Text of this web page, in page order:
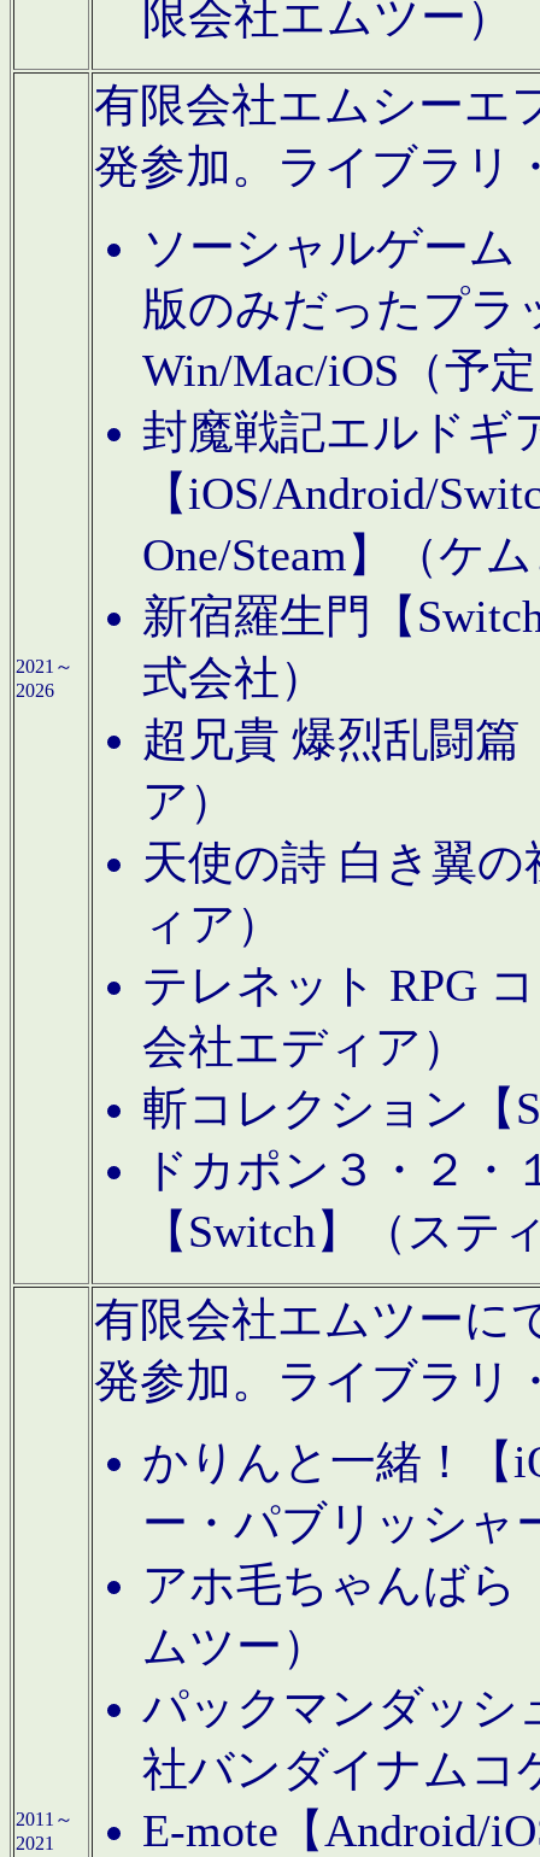
限会社エムツー）
2021～
2026
有限会社エムシーエ
発参加。ライブラリ
ソーシャルゲーム
版のみだったプラ
Win/Mac/iOS（予
封魔戦記エルドギ
【iOS/Android/
One/Steam】（ケ
新宿羅生門【
式会社）
超兄貴 爆烈乱闘篇
ア）
天使の詩 白き翼
ィア）
テレネット RPG
会社エディア）
斬コレクション【
ドカポン３・２
【Switch】（ステ
2011～
2021
有限会社エムツーに
発参加。ライブラリ
かりんと一緒！【
ー・パブリッシャ
アホ毛ちゃんばら
ムツー）
パックマンダッシ
社バンダイナムコ
E-mote【Android/